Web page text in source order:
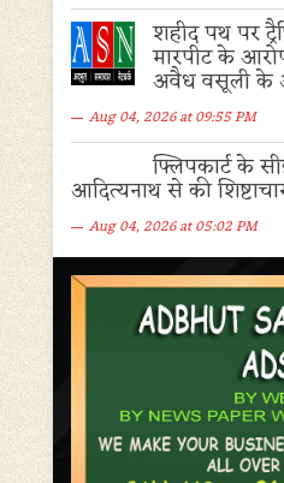
शहीद पथ पर
मारपीट के
अवैध वसूली के
Aug 04, 2026 at 09:55 PM
फ्लिपकार्ट के
आदित्यनाथ से की
Aug 04, 2026 at 05:02 PM